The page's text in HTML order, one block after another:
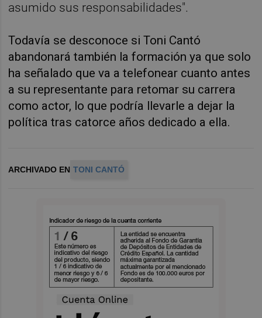
asumido sus responsabilidades".
Todavía se desconoce si Toni Cantó
abandonará también la formación ya que solo
ha señalado que va a telefonear cuanto antes
a su representante para retomar su carrera
como actor, lo que podría llevarle a dejar la
política tras catorce años dedicado a ella.
ARCHIVADO EN TONI CANTÓ